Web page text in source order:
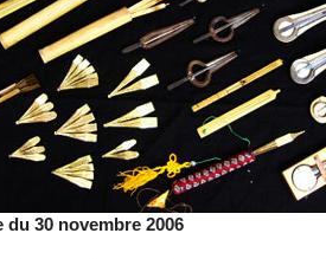
du 30 novembre 2006